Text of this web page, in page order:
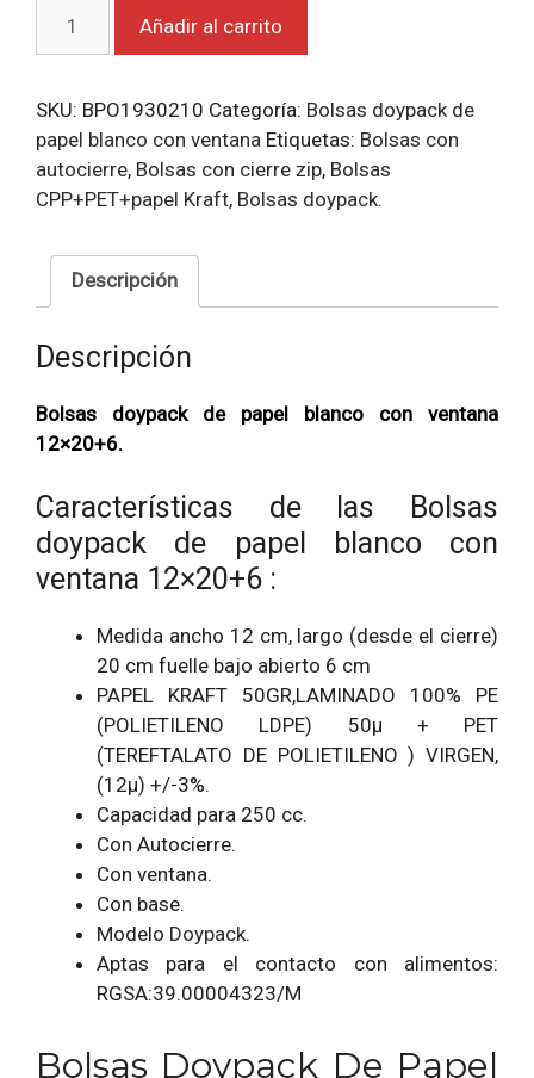
doypack
papel
blanco
con
ventana12x20+6.
Añadir al carrito
SKU: BPO1930210 Categoría: Bolsas doypack de
papel blanco con ventana Etiquetas: Bolsas con
autocierre, Bolsas con cierre zip, Bolsas
CPP+PET+papel Kraft, Bolsas doypack.
Descripción
Descripción
Bolsas doypack de papel blanco con ventana
12×20+6.
Características de las Bolsas
doypack de papel blanco con
ventana 12×20+6 :
Medida ancho 12 cm, largo (desde el cierre)
20 cm fuelle bajo abierto 6 cm
PAPEL KRAFT 50GR,LAMINADO 100% PE
(POLIETILENO LDPE) 50μ + PET
(TEREFTALATO DE POLIETILENO ) VIRGEN,
(12μ) +/-3%.
Capacidad para 250 cc.
Con Autocierre.
Con ventana.
Con base.
Modelo Doypack.
Aptas para el contacto con alimentos:
RGSA:39.00004323/M
Bolsas Doypack De Papel